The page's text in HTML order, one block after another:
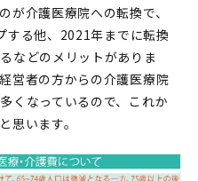
が介護医療院への転換で、
する他、2021年までに転換
などのメリットがありま
営者の方からの介護医療院
くなっているので、これか
思います。